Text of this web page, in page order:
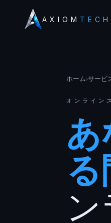
AXIOM TECH
ホーム›サービ
オンライン
あ
る